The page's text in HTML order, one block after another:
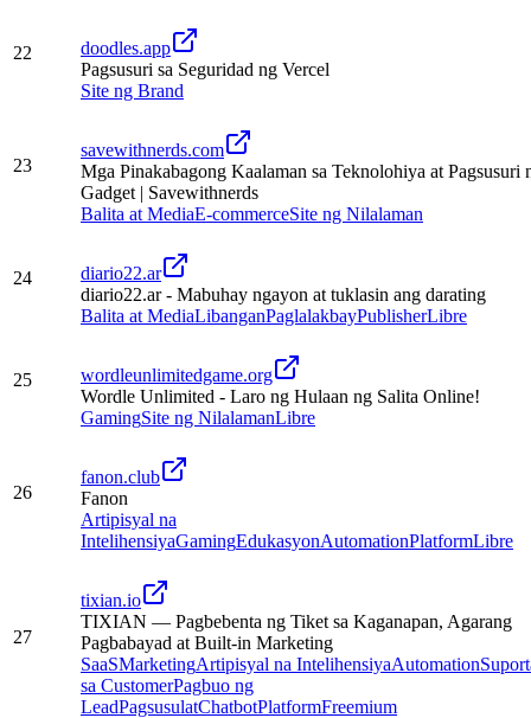
22
doodles.app
Pagsusuri sa Seguridad ng Vercel
Site ng Brand
23
savewithnerds.com
Mga Pinakabagong Kaalaman sa Teknolohiya at Pagsusuri
Gadget | Savewithnerds
Balita at MediaE-commerceSite ng Nilalaman
24
diario22.ar
diario22.ar - Mabuhay ngayon at tuklasin ang darating
Balita at MediaLibanganPaglalakbayPublisherLibre
25
wordleunlimitedgame.org
Wordle Unlimited - Laro ng Hulaan ng Salita Online!
GamingSite ng NilalamanLibre
26
fanon.club
Fanon
Artipisyal na
IntelihensiyaGamingEdukasyonAutomationPlatformLibre
27
tixian.io
TIXIAN — Pagbebenta ng Tiket sa Kaganapan, Agarang
Pagbabayad at Built-in Marketing
SaaSMarketingArtipisyal na IntelihensiyaAutomation
sa CustomerPagbuo ng
LeadPagsusulatChatbotPlatformFreemium